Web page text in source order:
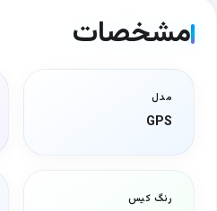
مشخصات
مدل
GPS
رنگ کیس